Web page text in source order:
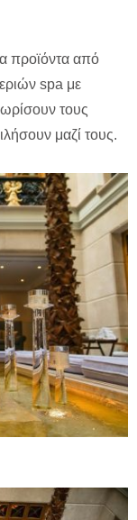
προϊόντα από
spa με
τους
μαζί τους.